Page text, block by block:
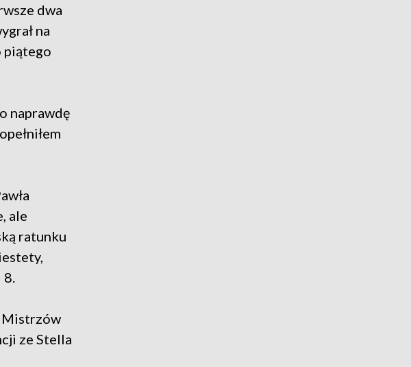
dwa
na
piątego
naprawdę
ale
ratunku
8.
Mistrzów
ze Stella